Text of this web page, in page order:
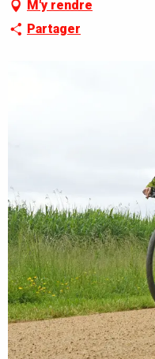
M'y rendre
Partager